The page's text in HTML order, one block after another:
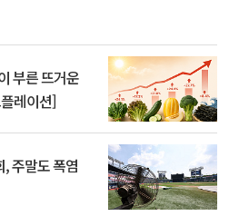
부른 뜨거운
레이션]
주말도 폭염